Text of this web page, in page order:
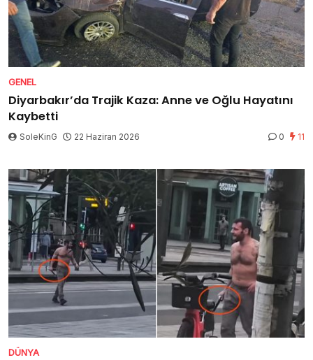
GENEL
Diyarbakır’da Trajik Kaza: Anne ve Oğlu Hayatını
Kaybetti
SoleKinG 22 Haziran 2026 0 11
DÜNYA